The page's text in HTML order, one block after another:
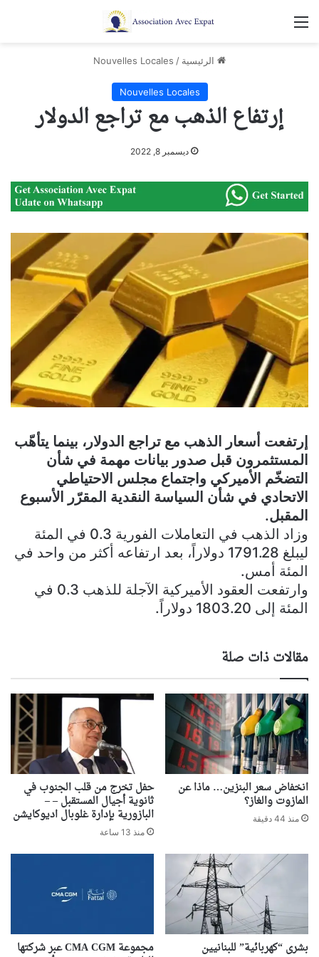
القائمة
الرئيسية /
Nouvelles Locales
Nouvelles Locales
إرتفاع الذهب مع تراجع الدولار
ديسمبر 8, 2022
إرتفعت أسعار الذهب مع تراجع الدولار، بينما يتأهّب
المستثمرون قبل صدور بيانات مهمة في شأن
التضخّم الأميركي واجتماع مجلس الاحتياطي
الاتحادي في شأن السياسة النقدية المقرّر الأسبوع
المقبل.
وزاد الذهب في التعاملات الفورية 0.3 في المئة
ليبلغ 1791.28 دولاراً، بعد ارتفاعه أكثر من واحد في
المئة أمس.
وارتفعت العقود الأميركية الآجلة للذهب 0.3 في
المئة إلى 1803.20 دولاراً.
مقالات ذات صلة
انخفاض سعر البنزين… ماذا عن
المازوت والغاز؟
منذ 44 دقيقة
حفل تخرج من قلب الجنوب في
ثانوية أجيال المستقبل – –
البازورية بإدارة غلوبال اديوكايشن
منذ 13 ساعة
بشرى “كهربائية” للبنانيين مجموعة CMA CGM عبر شركتها